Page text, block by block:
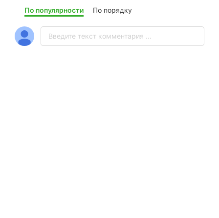
По популярности По порядку